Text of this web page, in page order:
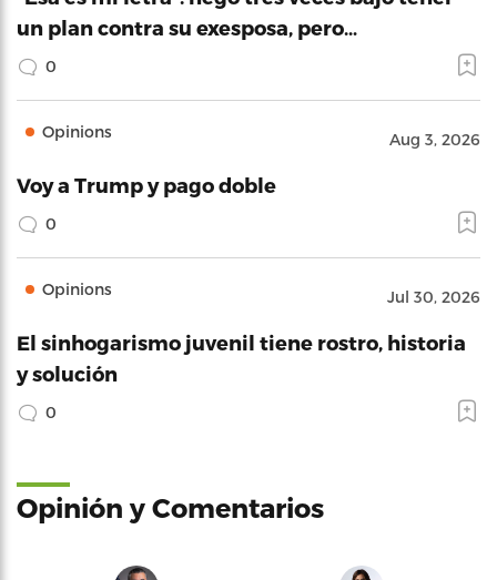
un plan contra su exesposa, pero…
0
Opinions Aug 3, 2026
Voy a Trump y pago doble
0
Opinions Jul 30, 2026
El sinhogarismo juvenil tiene rostro, historia
y solución
0
Opinión y Comentarios